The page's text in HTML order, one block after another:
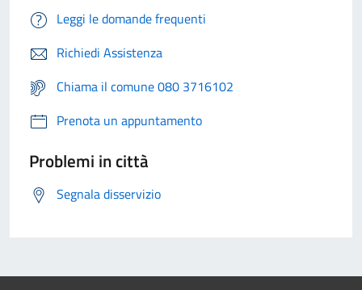
Leggi le domande frequenti
Richiedi Assistenza
Chiama il comune 080 3716102
Prenota un appuntamento
Problemi in città
Segnala disservizio